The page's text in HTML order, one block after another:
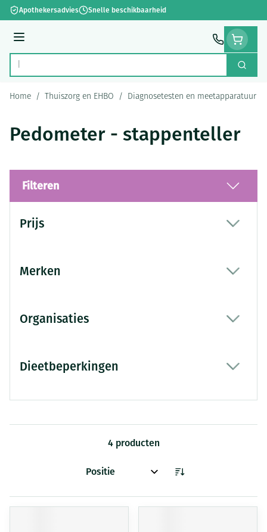
Ga naar de inhoud
Apothekersadvies Snelle beschikbaarheid
Menu
Product, merk, categorie... Zoek
Home / Thuiszorg en EHBO / Diagnosetesten en meetapparatuur
Pedometer - stappenteller
Filteren
Prijs
Merken
Organisaties
Dieetbeperkingen
4producten
Sorteer op: